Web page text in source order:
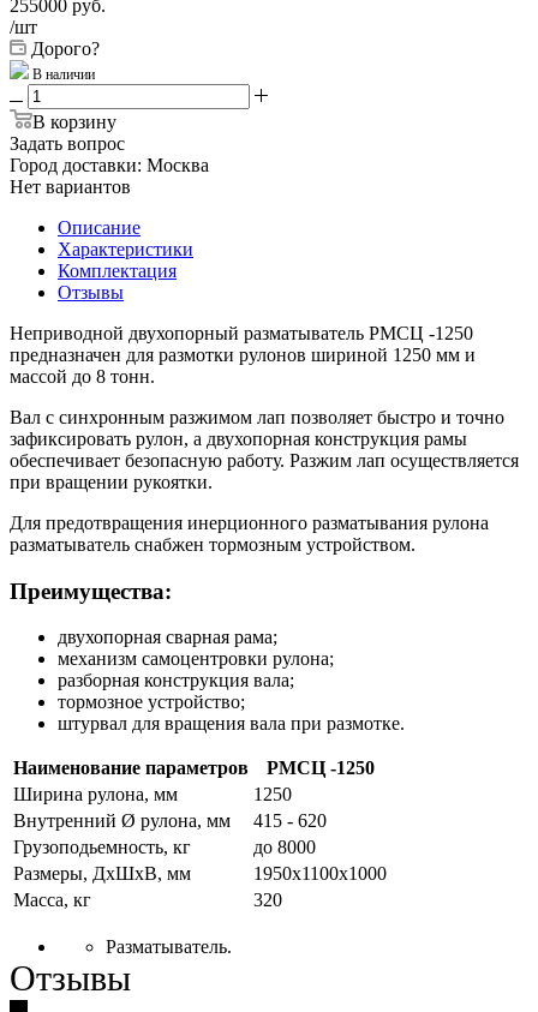
255000 руб.
/шт
Дорого?
В наличии
В корзину
Задать вопрос
Город доставки: Москва
Нет вариантов
Описание
Характеристики
Комплектация
Отзывы
Неприводной двухопорный разматыватель РМСЦ -1250
предназначен для размотки рулонов шириной 1250 мм и
массой до 8 тонн.
Вал с синхронным разжимом лап позволяет быстро и точно
зафиксировать рулон, а двухопорная конструкция рамы
обеспечивает безопасную работу. Разжим лап осуществляется
при вращении рукоятки.
Для предотвращения инерционного разматывания рулона
разматыватель снабжен тормозным устройством.
Преимущества:
двухопорная сварная рама;
механизм самоцентровки рулона;
разборная конструкция вала;
тормозное устройство;
штурвал для вращения вала при размотке.
Наименование параметров
РМСЦ -1250
Ширина рулона, мм
1250
Внутренний Ø рулона, мм
415 - 620
Грузоподьемность, кг
до 8000
Размеры, ДхШхВ, мм
1950x1100x1000
Масса, кг
320
Разматыватель.
Отзывы